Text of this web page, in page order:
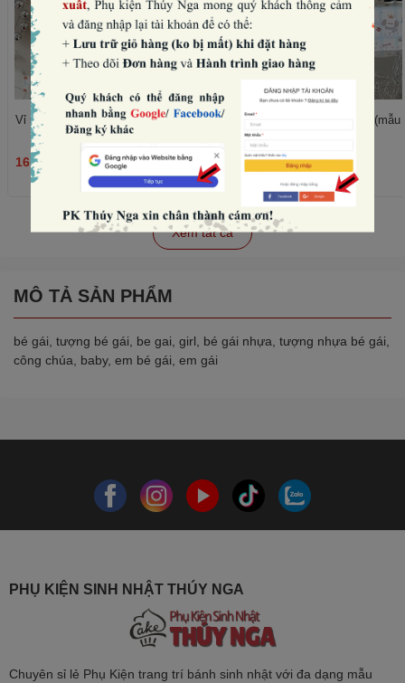
Vỉ 5 nến thỏ -VÁY đen (mẫu nữ).
16.000₫ THÊM
Vỉ 5 nến thỏ -vest đen (mẫu
16.000₫
Xem tất cả
MÔ TẢ SẢN PHẨM
bé gái, tượng bé gái, be gai, girl, bé gái nhựa, tượng nhựa bé gái,
công chúa, baby, em bé gái, em gái
PHỤ KIỆN SINH NHẬT THÚY NGA
Chuyên sỉ lẻ Phụ Kiện trang trí bánh sinh nhật với đa dạng mẫu